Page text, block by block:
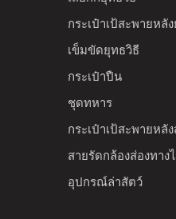
กระเป๋าเป้สะพายหลั
เข็มขัดยุทธวิธี
กระเป๋าปืน
ชุดทหาร
กระเป๋าเป้สะพายหลั
สายรัดกล้องส่องทาง
อุปกรณ์ล่าสัตว์